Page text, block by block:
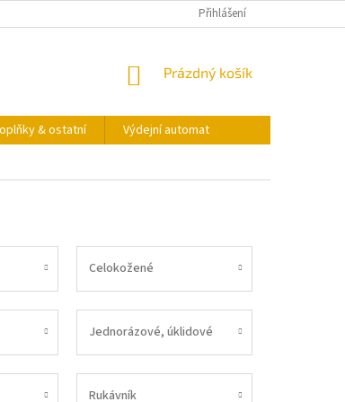
ÚDAJŮ VÝDEJNÍ AUTOMAT
Přihlášení
NÁKUPNÍ
Prázdný košík
& ostatní
Výdejní automat
Celokožené
Jednorázové, úklidové
Rukávník